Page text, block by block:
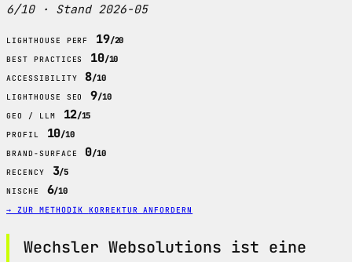
6/10 · Stand 2026-05
LIGHTHOUSE PERF 19/20
BEST PRACTICES 10/10
ACCESSIBILITY 8/10
LIGHTHOUSE SEO 9/10
GEO / LLM 12/15
PROFIL 10/10
BRAND-SURFACE 0/10
RECENCY 3/5
NISCHE 6/10
→ ZUR METHODIK KORREKTUR ANFORDERN
Wechsler Websolutions ist eine